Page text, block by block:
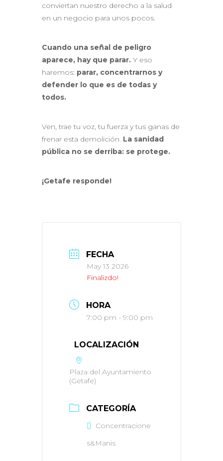
conviertan nuestro derecho a la salud
en un negocio para unos pocos.
Cuando una señal de peligro
aparece, hay que parar. Y eso
haremos: parar, concentrarnos y
defender lo que es de todas y
todos.
Ven, trae tu voz, tu fuerza y tus ganas de
frenar esta demolición. La sanidad
pública no se derriba: se protege.
¡Getafe responde!
FECHA
May 13 2026
Finalizdo!
HORA
7:00 pm - 9:00 pm
LOCALIZACIÓN
Plaza del Ayuntamiento
(Getafe)
CATEGORÍA
Concentracione
s&Manis